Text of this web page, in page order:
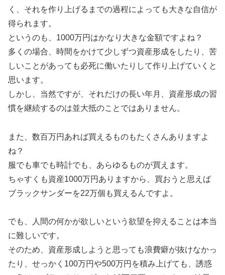
く、それを作り上げるまでの過程によっても大きな自信が
得られます。
というのも、1000万円はかなり大きな金額ですよね？
多くの場合、時間をかけて少しずつ資産形成をしたり、苦
しいことがあっても必死に働いたりして作り上げていくと
思います。
しかし、当然ですが、それだけの長い年月、資産形成の習
慣を継続するのは並大抵のことではありません。
また、数百万円あれば買えるものもたくさんありますよ
ね？
服でも車でも時計でも、あらゆるものが買えます。
ちゃすくも資産1000万円ありますから、買おうと思えば
ブラックサンダーを22万個も買えるんですよ。
でも、人間の何かが欲しいという欲望を抑えることは本当
に難しいです。
そのため、資産形成しようと思っても浪費癖が抜けなかっ
たり、せっかく100万円や500万円を積み上げても、誘惑